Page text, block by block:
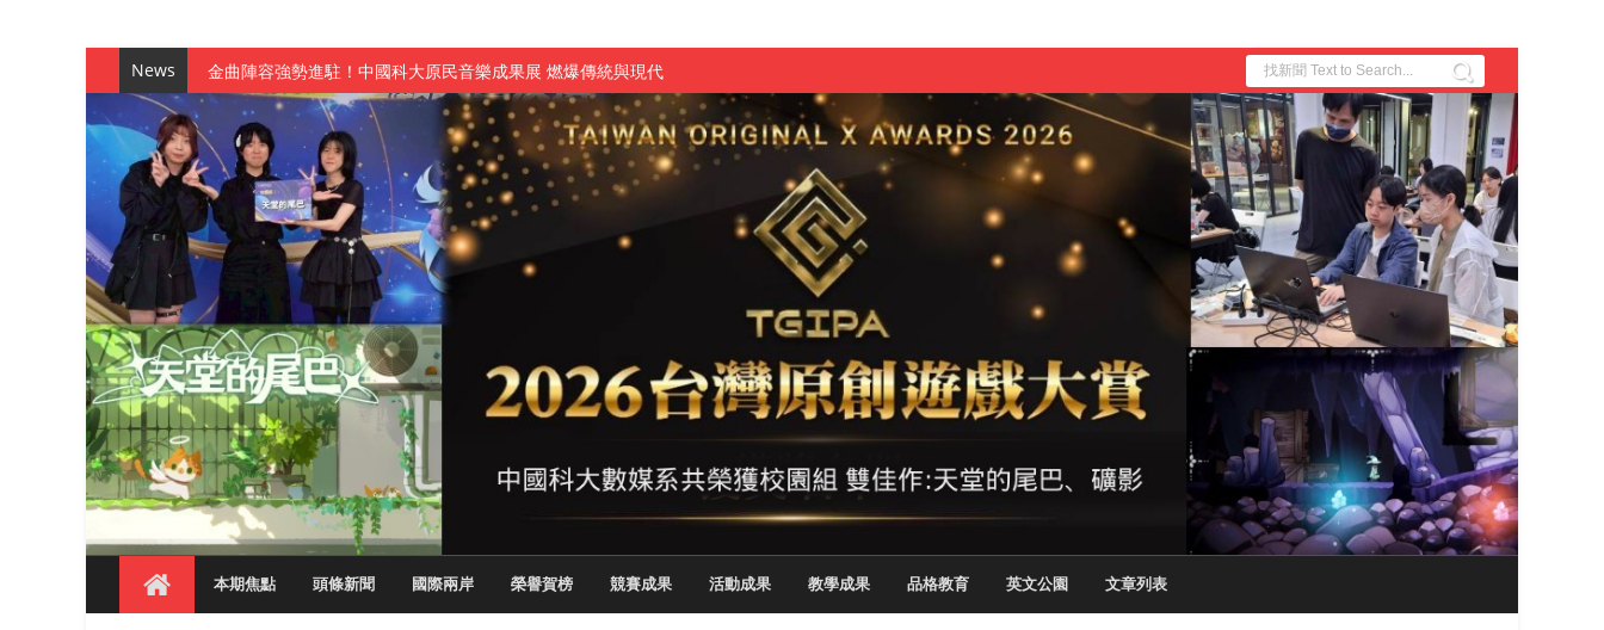
News
金曲陣容強勢進駐！中國科大原民音樂成果展 燃爆傳統與現代
數媒系《天堂的尾巴》、《礦影》勇奪台灣原創遊戲大賞雙佳作
師生攜手磨練一個月！觀管系榮獲天籟盃全國大專廣播詞競賽英文組佳作
一銀彭仁主中國科大開講 解密AI時代的金融轉型與數位正義
通識教育中心主辦「114學年度AI英文自我介紹比賽」成績出爐
數據後的溫度：財金系傑出校友共議「人文素養」 點亮智慧金融時代的跨域新局
森城建設股份有限公司捐贈 嘉惠行管系莘莘學子
產學合作新里程！財金系師生參訪中租控股 探索金融實習優勢
英文公園 315期
【 第404期 】影視系榮獲59屆美國休士頓國際影展最高榮譽白金獎
【 第404期 】你抓得到我嗎？數媒系VR新創遊戲抱回金點新秀獎
【 第404期 】數媒系《光影潛歷史》榮獲全國實務專題競賽第一名
【 第404期 】探索空間設計解方 室設系學子於 2026 TSID 提出具體舊建築再利用提案
【 第404期 】從創意到實踐 數媒系學生於技專校院電腦動畫競賽嶄露頭角
本期焦點 頭條新聞 國際兩岸 榮譽賀榜 競賽成果 活動成果 教學成果 品格教育 英文公園 文章列表